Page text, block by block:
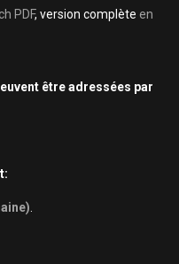
PDF, version complète en
être adressées par